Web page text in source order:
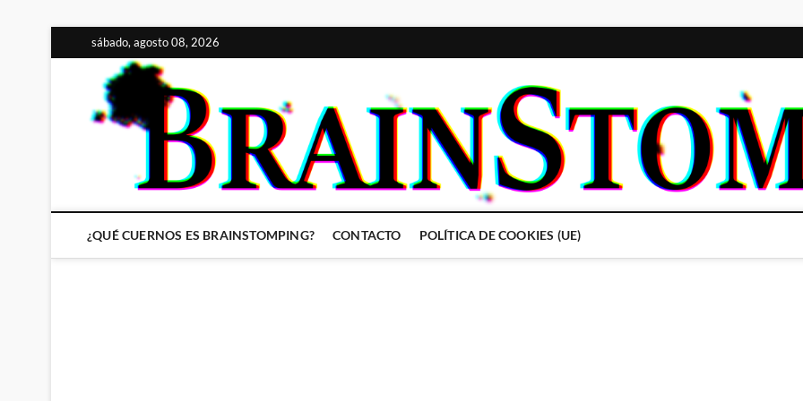
al
contenido
sábado, agosto 08, 2026
¿QUÉ CUERNOS ES BRAINSTOMPING? CONTACTO POLÍTICA DE COOKIES (UE)